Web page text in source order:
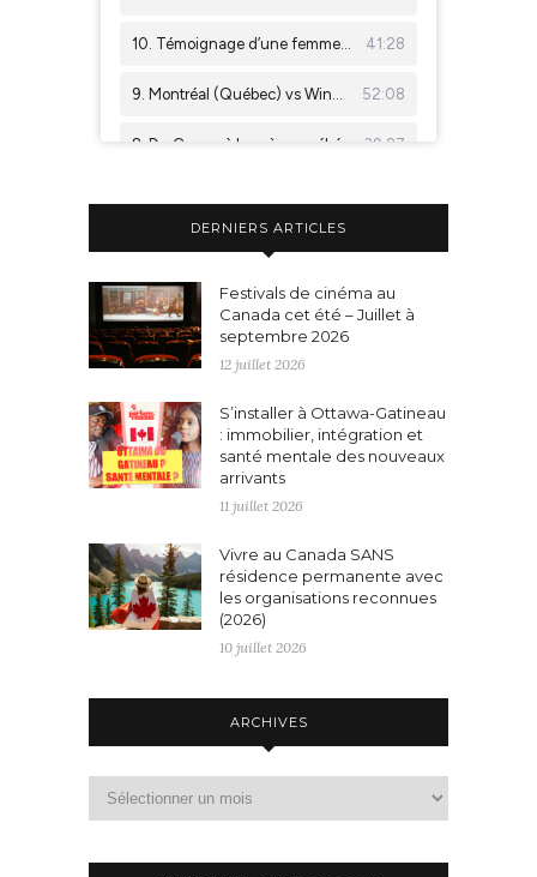
DERNIERS ARTICLES
Festivals de cinéma au
Canada cet été – Juillet à
septembre 2026
12 juillet 2026
S’installer à Ottawa-Gatineau
: immobilier, intégration et
santé mentale des nouveaux
arrivants
11 juillet 2026
Vivre au Canada SANS
résidence permanente avec
les organisations reconnues
(2026)
10 juillet 2026
ARCHIVES